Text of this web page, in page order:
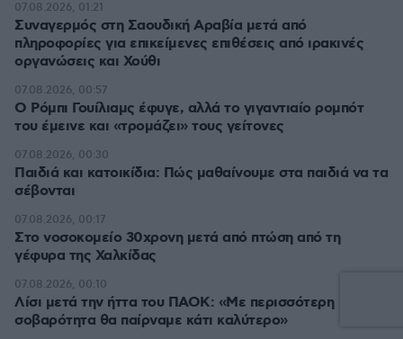
Συναγερμός στη Σαουδική Αραβία μετά από
πληροφορίες για επικείμενες επιθέσεις από ιρακινές
οργανώσεις και Χούθι
07.08.2026, 01:21
Ο Ρόμπι Γουίλιαμς έφυγε, αλλά το γιγαντιαίο ρομπότ
του έμεινε και «τρομάζει» τους γείτονες
07.08.2026, 00:57
Παιδιά και κατοικίδια: Πώς μαθαίνουμε στα παιδιά να τα
σέβονται
07.08.2026, 00:30
Στο νοσοκομείο 30χρονη μετά από πτώση από τη
γέφυρα της Χαλκίδας
07.08.2026, 00:17
Λίσι μετά την ήττα του ΠΑΟΚ: «Με περισσότερη
σοβαρότητα θα παίρναμε κάτι καλύτερο»
07.08.2026, 00:10